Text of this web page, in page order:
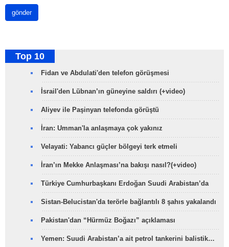
gönder
Top 10
Fidan ve Abdulati'den telefon görüşmesi
İsrail'den Lübnan’ın güneyine saldırı (+video)
Aliyev ile Paşinyan telefonda görüştü
İran: Umman'la anlaşmaya çok yakınız
Velayati: Yabancı güçler bölgeyi terk etmeli
İran’ın Mekke Anlaşması’na bakışı nasıl?(+video)
Türkiye Cumhurbaşkanı Erdoğan Suudi Arabistan’da
Sistan-Belucistan'da terörle bağlantılı 8 şahıs yakalandı
Pakistan'dan “Hürmüz Boğazı” açıklaması
Yemen: Suudi Arabistan’a ait petrol tankerini balistik…